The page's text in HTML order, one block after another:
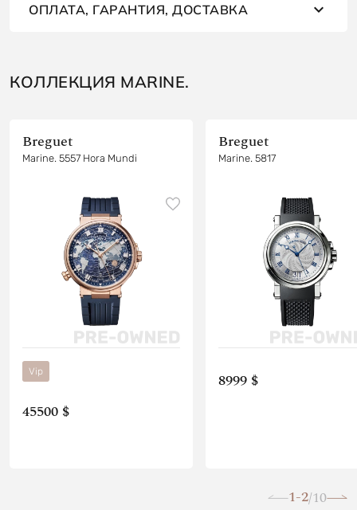
ОПЛАТА, ГАРАНТИЯ, ДОСТАВКА
КОЛЛЕКЦИЯ MARINE.
Breguet
Marine. 5557 Hora Mundi
Vip
45500 $
Breguet
Marine. 5817
8999 $
1-2/10